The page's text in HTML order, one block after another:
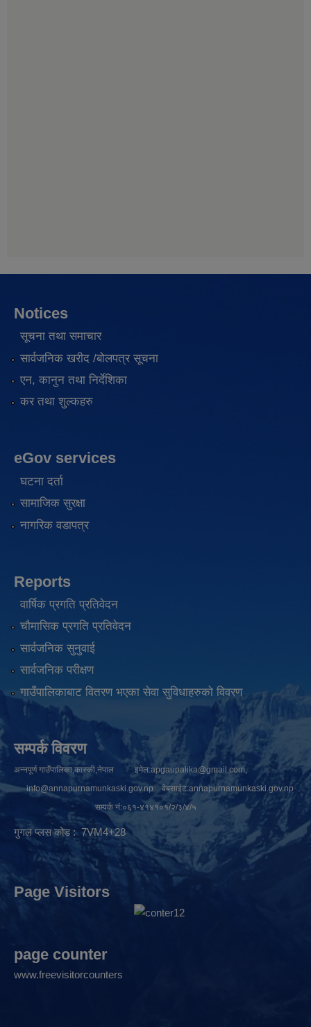
Notices
सूचना तथा समाचार
सार्वजनिक खरीद /बोलपत्र सूचना
एन, कानुन तथा निर्देशिका
कर तथा शुल्कहरु
eGov services
घटना दर्ता
सामाजिक सुरक्षा
नागरिक वडापत्र
Reports
वार्षिक प्रगति प्रतिवेदन
चौमासिक प्रगति प्रतिवेदन
सार्वजनिक सुनुवाई
सार्वजनिक परीक्षण
गाउँपालिकाबाट वितरण भएका सेवा सुविधाहरुको विवरण
सम्पर्क विवरण
अन्नपूर्ण गाउँपालिका,कास्की,नेपाल इमेल:apgaupalika@gmail.com ,
info@annapurnamunkaski.gov.npवेबसाईट:annapurnamunkaski.gov.np
सम्पर्क नं:०६१-४१४१०१/२/३/४/५
गुगल प्लस कोड : 7VM4+28
Page Visitors
page counter
www.freevisitorcounters